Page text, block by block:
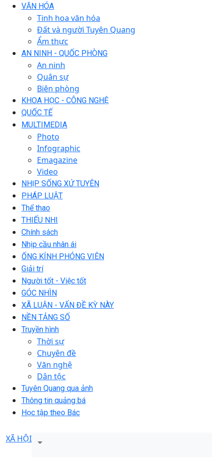
VĂN HÓA
Tinh hoa văn hóa
Đất và người Tuyên Quang
Ẩm thực
AN NINH - QUỐC PHÒNG
An ninh
Quân sự
Biên phòng
KHOA HỌC - CÔNG NGHỆ
QUỐC TẾ
MULTIMEDIA
Photo
Infographic
Emagazine
Video
NHỊP SỐNG XỨ TUYÊN
PHÁP LUẬT
Thể thao
THIẾU NHI
Chính sách
Nhịp cầu nhân ái
ỐNG KÍNH PHÓNG VIÊN
Giải trí
Người tốt - Việc tốt
GÓC NHÌN
XÃ LUẬN - VẤN ĐỀ KỲ NÀY
NỀN TẢNG SỐ
Truyền hình
Thời sự
Chuyên đề
Văn nghệ
Dân tộc
Tuyên Quang qua ảnh
Thông tin quảng bá
Học tập theo Bác
XÃ HỘI